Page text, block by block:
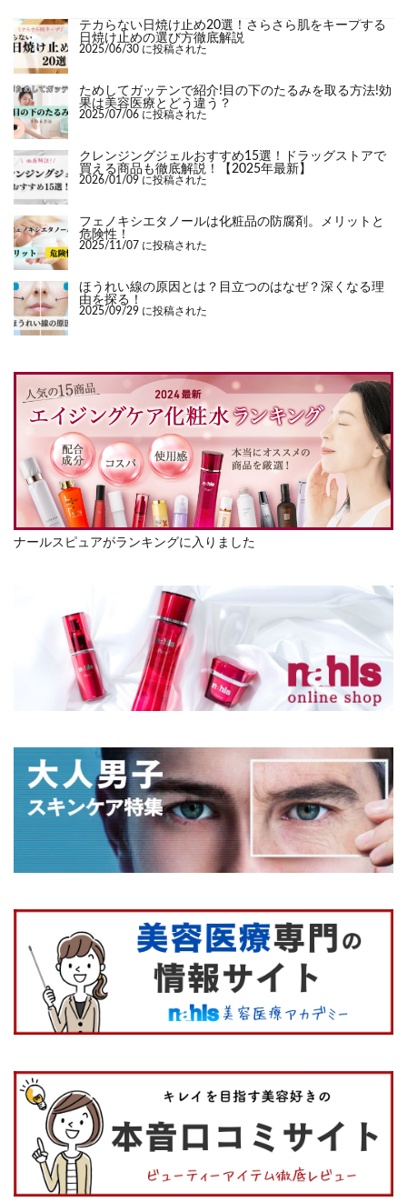
テカらない日焼け止め20選！さらさら肌をキープする
日焼け止めの選び方徹底解説
2025/06/30 に投稿された
ためしてガッテンで紹介!目の下のたるみを取る方法!効
果は美容医療とどう違う？
2025/07/06 に投稿された
クレンジングジェルおすすめ15選！ドラッグストアで
買える商品も徹底解説！【2025年最新】
2026/01/09 に投稿された
フェノキシエタノールは化粧品の防腐剤。メリットと
危険性！
2025/11/07 に投稿された
ほうれい線の原因とは？目立つのはなぜ？深くなる理
由を探る！
2025/09/29 に投稿された
ナールスピュアがランキングに入りました